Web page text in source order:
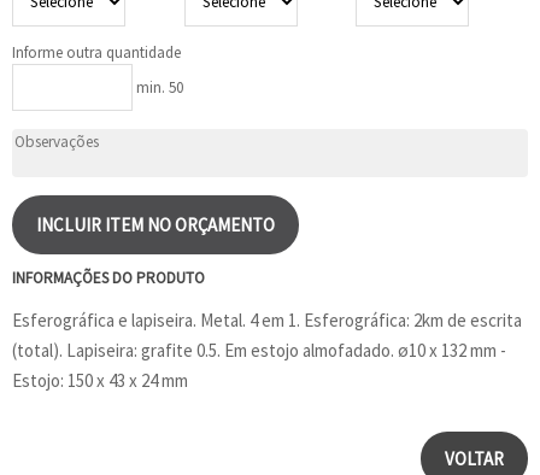
Informe outra quantidade
min. 50
INCLUIR ITEM NO ORÇAMENTO
INFORMAÇÕES DO PRODUTO
Esferográfica e lapiseira. Metal. 4 em 1. Esferográfica: 2km de escrita
(total). Lapiseira: grafite 0.5. Em estojo almofadado. ø10 x 132 mm -
Estojo: 150 x 43 x 24 mm
VOLTAR